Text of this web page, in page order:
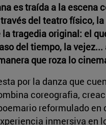
es traída a la escena
del teatro físico, la
tragedia original: el
del tiempo, la
que roza lo
por la danza que
coreografia,
reformulado en
inmersiva en